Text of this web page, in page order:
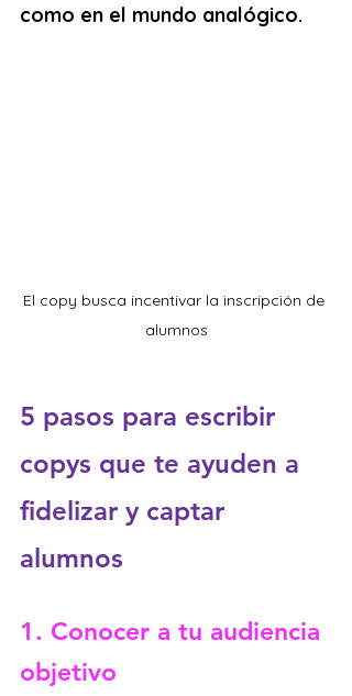
como en el mundo analógico.
El copy busca incentivar la inscripción de
alumnos
5 pasos para escribir
copys que te ayuden a
fidelizar y captar
alumnos
1. Conocer a tu audiencia
objetivo